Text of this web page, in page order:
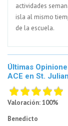
actividades
isla al mismo
de la escuela.
Últimas
ACE en St.
Valoración: 100%
Benedicto